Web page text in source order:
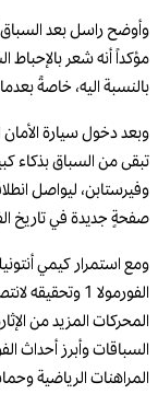
وأوضح راسل بعد
مؤكداً أنه شعر
بالنسبة اليه، خاصةً
وبعد دخول سيارة الأمان
تبقى من السباق بذكاء
وفيرستابن، ليواصل
صفحةٍ جديدة في تاريخ
ومع استمرار كيمي
الفورمولا 1
المحركات المزيد من
السباقات وأبرز أحداث
المراهنات الرياضية